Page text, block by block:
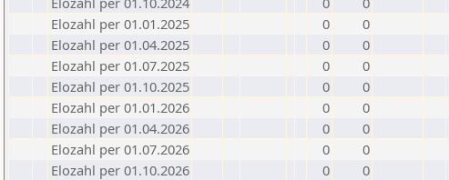
Elozahl per 01.01.2025
0
0
Elozahl per 01.04.2025
0
0
Elozahl per 01.07.2025
0
0
Elozahl per 01.10.2025
0
0
Elozahl per 01.01.2026
0
0
Elozahl per 01.04.2026
0
0
Elozahl per 01.07.2026
0
0
Elozahl per 01.10.2026
0 0